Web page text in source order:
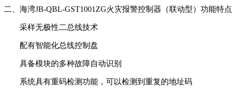
二、海湾JB-QBL-GST1001ZG火灾报警控制器（联动型）功能特点
采样无极性二总线技术
配有智能化总线控制盘
具备模块的多种故障自动识别
系统具有重码检测功能，可以检测到重复的地址码